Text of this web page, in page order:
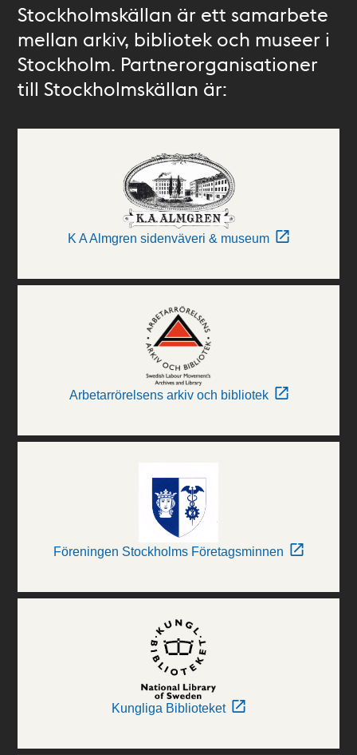
Stockholmskällan är ett samarbete
mellan arkiv, bibliotek och museer i
Stockholm. Partnerorganisationer
till Stockholmskällan är:
K A Almgren sidenväveri & museum
Arbetarrörelsens arkiv och bibliotek
Föreningen Stockholms Företagsminnen
Kungliga Biblioteket